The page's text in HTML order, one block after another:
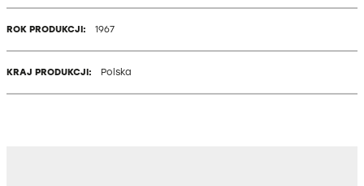
ROK PRODUKCJI: 1967
KRAJ PRODUKCJI: Polska